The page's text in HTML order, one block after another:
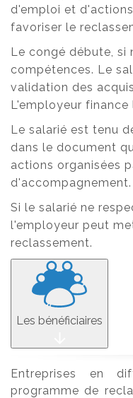
d'emploi et
favoriser le
Le congé débute, si
compétences. Le
validation des
L'employeur
Le salarié est tenu
dans le document
actions organisées
d'accompagnement.
Si le salarié ne
l'employeur peut
reclassement.
Les bénéficiaires
Entreprises en
programme de